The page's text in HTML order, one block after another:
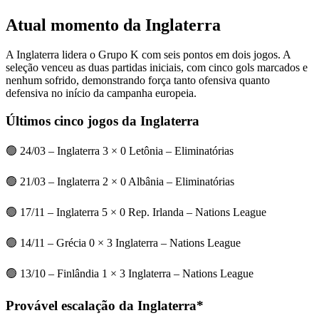
Atual momento da Inglaterra
A Inglaterra lidera o Grupo K com seis pontos em dois jogos. A
seleção venceu as duas partidas iniciais, com cinco gols marcados e
nenhum sofrido, demonstrando força tanto ofensiva quanto
defensiva no início da campanha europeia.
Últimos cinco jogos da Inglaterra
🟢 24/03 – Inglaterra 3 × 0 Letônia – Eliminatórias
🟢 21/03 – Inglaterra 2 × 0 Albânia – Eliminatórias
🟢 17/11 – Inglaterra 5 × 0 Rep. Irlanda – Nations League
🟢 14/11 – Grécia 0 × 3 Inglaterra – Nations League
🟢 13/10 – Finlândia 1 × 3 Inglaterra – Nations League
Provável escalação da Inglaterra*